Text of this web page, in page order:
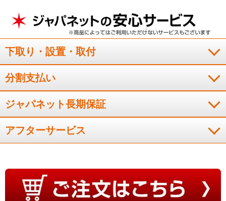
下取り・設置・取付
分割支払い
ジャパネット長期保証
アフターサービス